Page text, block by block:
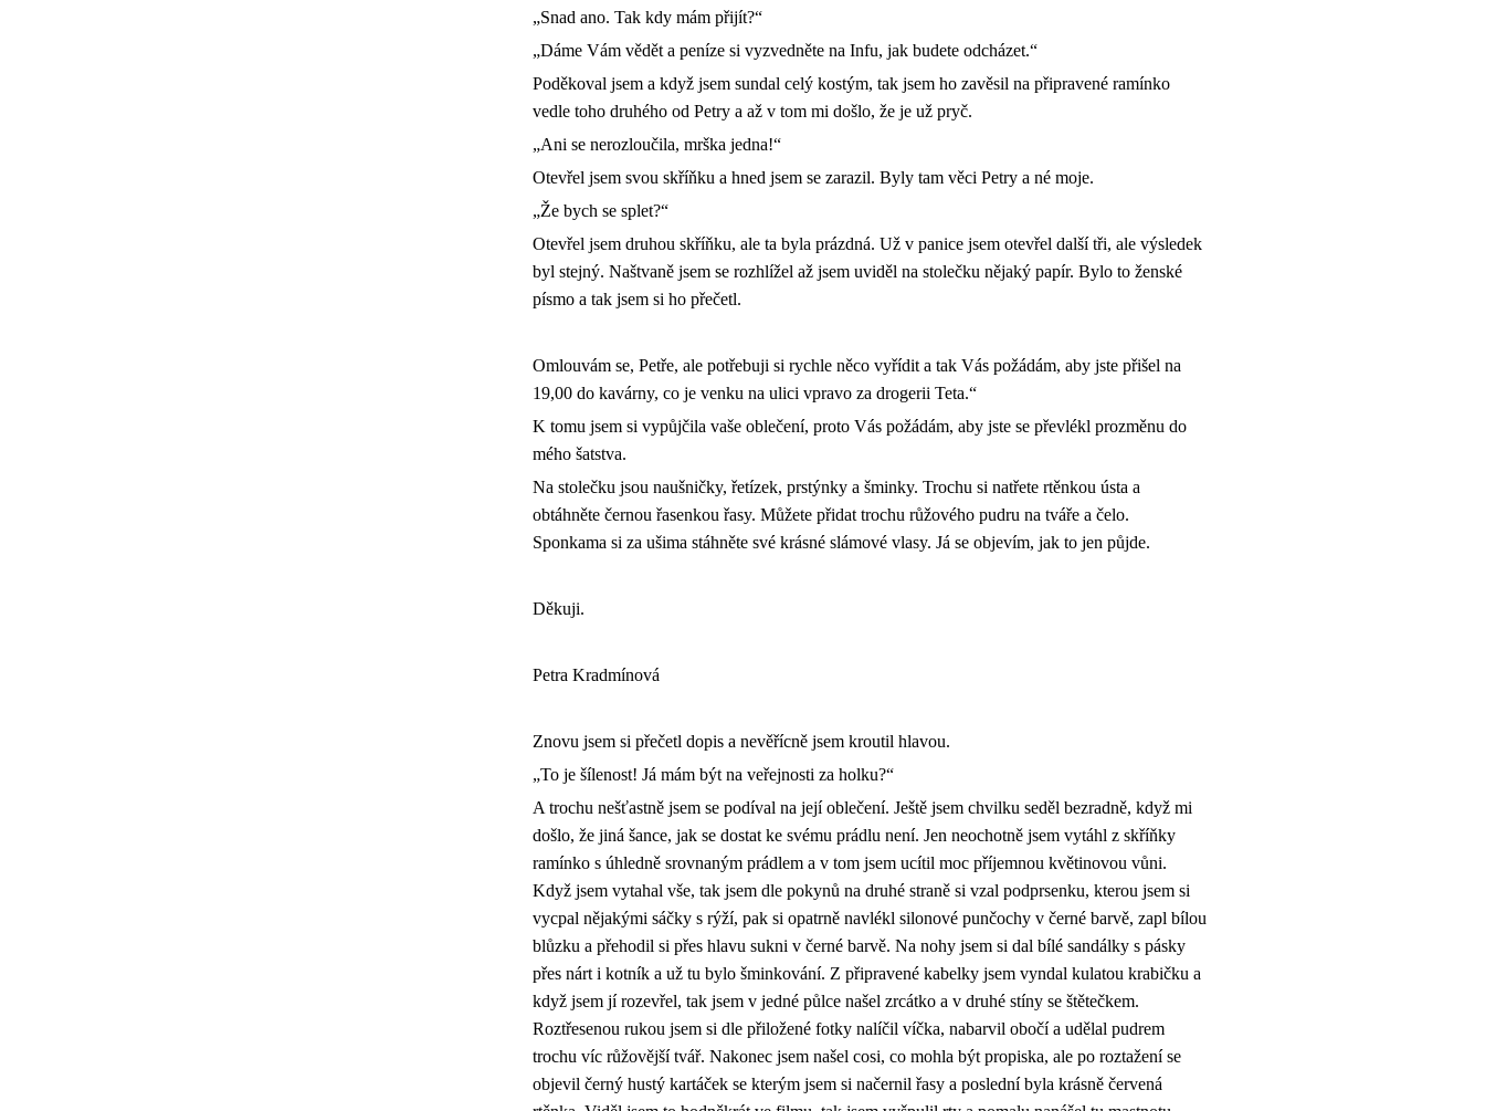
„Snad ano. Tak kdy mám přijít?“
„Dáme Vám vědět a peníze si vyzvedněte na Infu, jak budete odcházet.“
Poděkoval jsem a když jsem sundal celý kostým, tak jsem ho zavěsil na připravené ramínko
vedle toho druhého od Petry a až v tom mi došlo, že je už pryč.
„Ani se nerozloučila, mrška jedna!“
Otevřel jsem svou skříňku a hned jsem se zarazil. Byly tam věci Petry a né moje.
„Že bych se splet?“
Otevřel jsem druhou skříňku, ale ta byla prázdná. Už v panice jsem otevřel další tři, ale výsledek
byl stejný. Naštvaně jsem se rozhlížel až jsem uviděl na stolečku nějaký papír. Bylo to ženské
písmo a tak jsem si ho přečetl.
Omlouvám se, Petře, ale potřebuji si rychle něco vyřídit a tak Vás požádám, aby jste přišel na
19,00 do kavárny, co je venku na ulici vpravo za drogerii Teta.“
K tomu jsem si vypůjčila vaše oblečení, proto Vás požádám, aby jste se převlékl prozměnu do
mého šatstva.
Na stolečku jsou naušničky, řetízek, prstýnky a šminky. Trochu si natřete rtěnkou ústa a
obtáhněte černou řasenkou řasy. Můžete přidat trochu růžového pudru na tváře a čelo.
Sponkama si za ušima stáhněte své krásné slámové vlasy. Já se objevím, jak to jen půjde.
Děkuji.
Petra Kradmínová
Znovu jsem si přečetl dopis a nevěřícně jsem kroutil hlavou.
„To je šílenost! Já mám být na veřejnosti za holku?“
A trochu nešťastně jsem se podíval na její oblečení. Ještě jsem chvilku seděl bezradně, když mi
došlo, že jiná šance, jak se dostat ke svému prádlu není. Jen neochotně jsem vytáhl z skříňky
ramínko s úhledně srovnaným prádlem a v tom jsem ucítil moc příjemnou květinovou vůni.
Když jsem vytahal vše, tak jsem dle pokynů na druhé straně si vzal podprsenku, kterou jsem si
vycpal nějakými sáčky s rýží, pak si opatrně navlékl silonové punčochy v černé barvě, zapl bílou
blůzku a přehodil si přes hlavu sukni v černé barvě. Na nohy jsem si dal bílé sandálky s pásky
přes nárt i kotník a už tu bylo šminkování. Z připravené kabelky jsem vyndal kulatou krabičku a
když jsem jí rozevřel, tak jsem v jedné půlce našel zrcátko a v druhé stíny se štětečkem.
Roztřesenou rukou jsem si dle přiložené fotky nalíčil víčka, nabarvil obočí a udělal pudrem
trochu víc růžovější tvář. Nakonec jsem našel cosi, co mohla být propiska, ale po roztažení se
objevil černý hustý kartáček se kterým jsem si načernil řasy a poslední byla krásně červená